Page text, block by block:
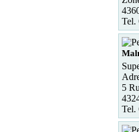
Tel.
5
Tel.